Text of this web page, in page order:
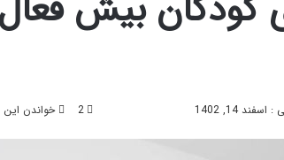
14, 1402
2 خواندن این مطلب 6
آموزش
شکستن